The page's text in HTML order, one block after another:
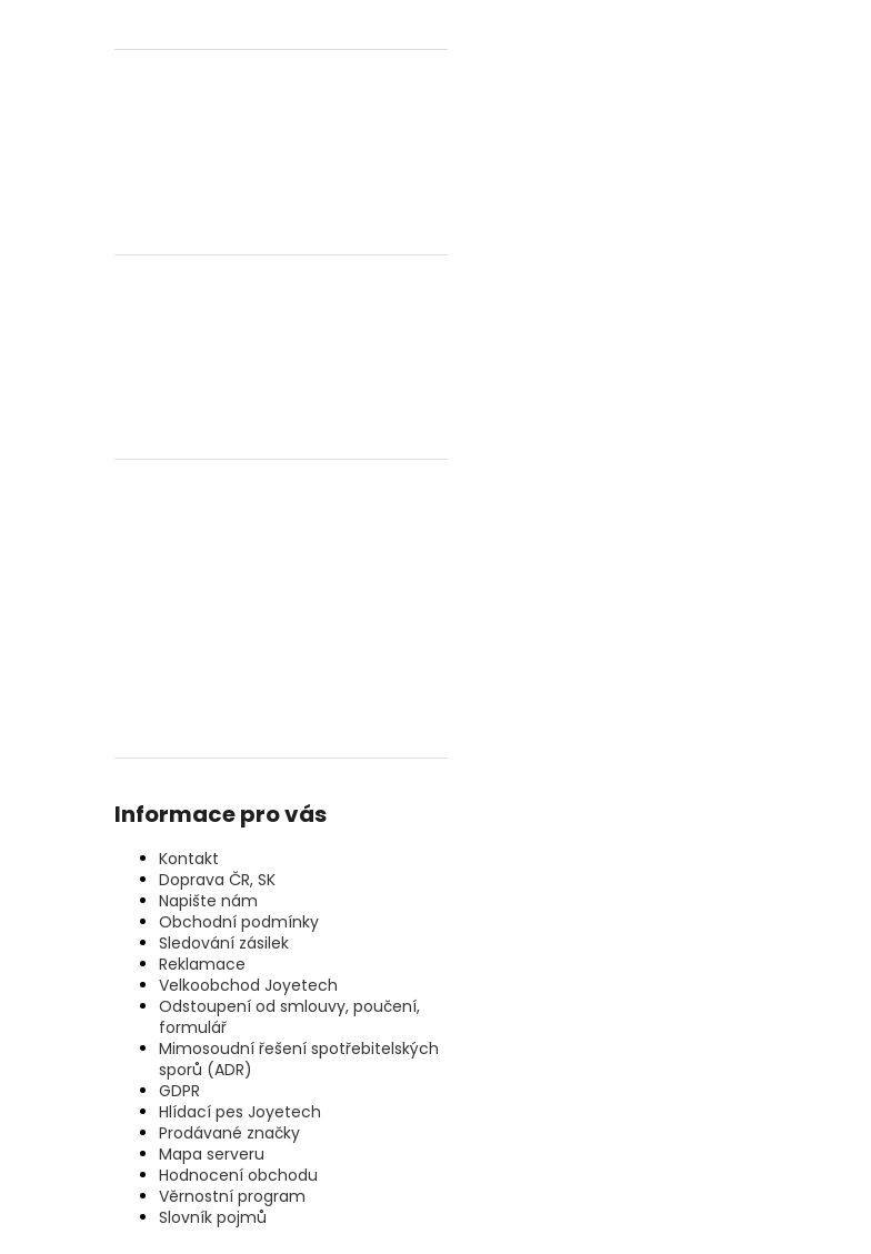
Informace pro vás
Kontakt
Doprava ČR, SK
Napište nám
Obchodní podmínky
Sledování zásilek
Reklamace
Velkoobchod Joyetech
Odstoupení od smlouvy, poučení,
formulář
Mimosoudní řešení spotřebitelských
sporů (ADR)
GDPR
Hlídací pes Joyetech
Prodávané značky
Mapa serveru
Hodnocení obchodu
Věrnostní program
Slovník pojmů